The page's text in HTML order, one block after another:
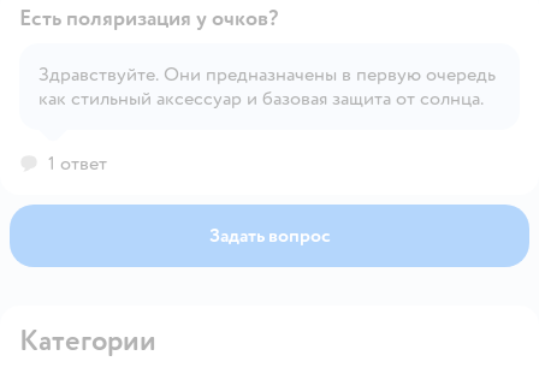
Открыть вопрос
Есть поляризация у очков?
Здравствуйте. Они предназначены в первую очередь
как стильный аксессуар и базовая защита от солнца.
1 ответ
Задать вопрос
Категории